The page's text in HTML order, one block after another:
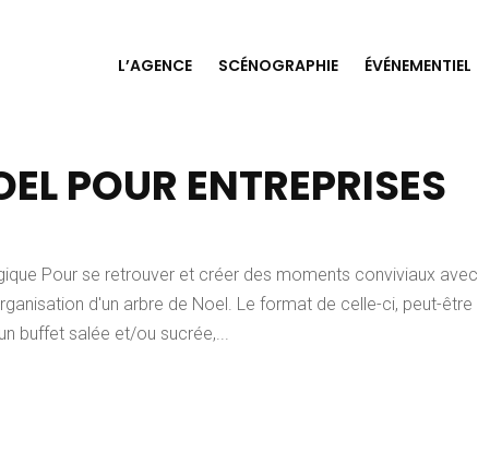
L’AGENCE SCÉNOGRAPHIE ÉVÉNEMENTIEL
POUR ENTREPRISES
Pour se retrouver et créer des moments conviviaux avec
d'un arbre de Noel. Le format de celle-ci, peut-être
buffet salée et/ou sucrée,...